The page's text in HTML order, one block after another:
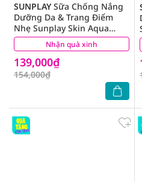
Nhận quà xinh
SUNPLAYSữa Chống Nắng
Dưỡng Da & Trang Điểm
Nhẹ Sunplay Skin Aqua
Clear White CC Milk SPF50
25g
139,000₫
154,000₫
(4)